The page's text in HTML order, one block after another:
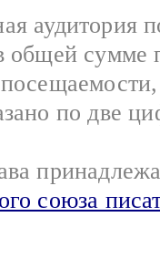
аудитория
общей сумме
по две
союза